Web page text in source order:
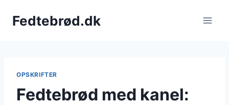
Fedtebrød.dk
OPSKRIFTER
Fedtebrød med kanel: